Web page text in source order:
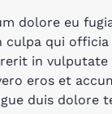
dolore eu
qui
in vulputate
eros et
duis dolore